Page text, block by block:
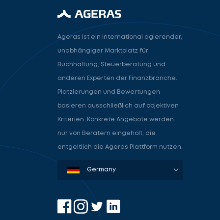
Ageras ist ein international agierender,
unabhängiger Marktplatz für
Buchhaltung, Steuerberatung und
anderen Experten der Finanzbranche.
Platzierungen und Bewertungen
basieren ausschließlich auf objektiven
Kriterien. Konkrete Angebote werden
nur von Beratern eingeholt, die
entgeltlich die Ageras Plattform nutzen.
Denmark
Sweden
Norway
Netherlands
Germany
USA